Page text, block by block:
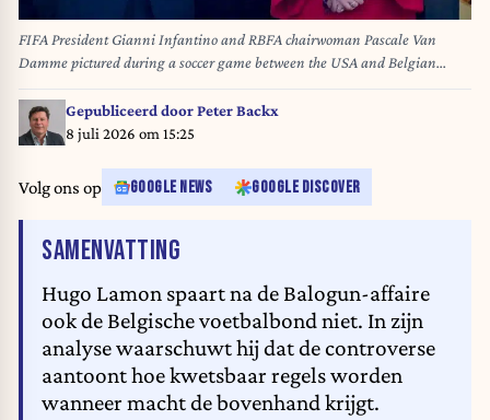
FIFA President Gianni Infantino and RBFA chairwoman Pascale Van
Damme pictured during a soccer game between the USA and Belgian
national team Red Devils, on Monday 06 July 2026, at the Seattle Field, in
Seattle, a 1/8 finals game in the FIFA World Cup 2026. BELGA PHOTO
DIRK WAEM
Gepubliceerd doorPeter Backx
8 juli 2026 om 15:25
Volg ons op GOOGLE NEWS GOOGLE DISCOVER
SAMENVATTING
Hugo Lamon spaart na de Balogun-affaire
ook de Belgische voetbalbond niet. In zijn
analyse waarschuwt hij dat de controverse
aantoont hoe kwetsbaar regels worden
wanneer macht de bovenhand krijgt.